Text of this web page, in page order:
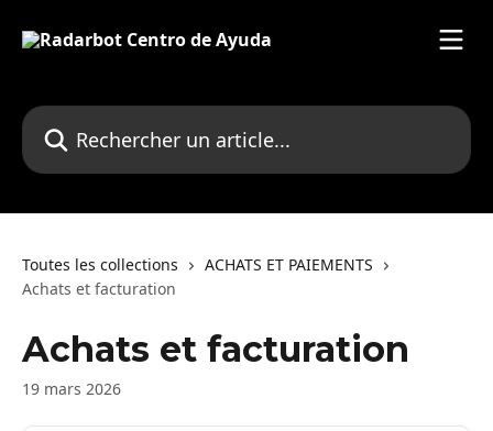
Rechercher un article...
Toutes les collections
ACHATS ET PAIEMENTS
Achats et facturation
Achats et facturation
19 mars 2026